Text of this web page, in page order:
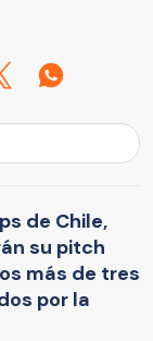
de Chile,
su pitch
más de tres
por la